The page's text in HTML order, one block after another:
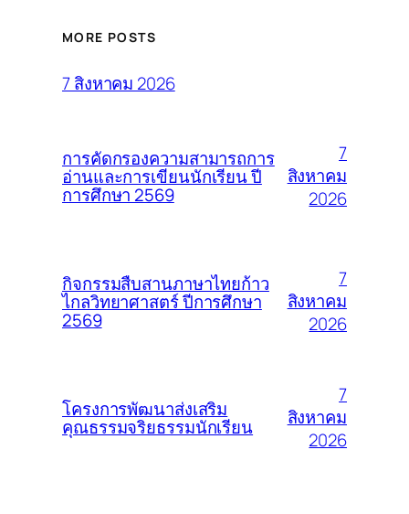
MORE POSTS
7 สิงหาคม 2026
การคัดกรองความสามารถการ
อ่านและการเขียนนักเรียน ปี
การศึกษา 2569
7
สิงหาคม
2026
กิจกรรมสืบสานภาษาไทยก้าว
ไกลวิทยาศาสตร์ ปีการศึกษา
2569
7
สิงหาคม
2026
โครงการพัฒนาส่งเสริม
คุณธรรมจริยธรรมนักเรียน
7
สิงหาคม
2026